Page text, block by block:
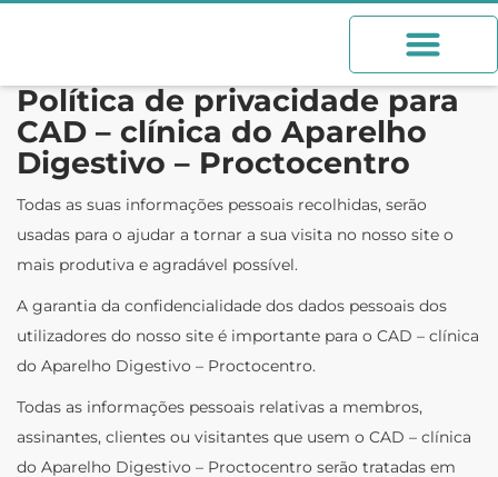
Política de privacidade para
CAD – clínica do Aparelho
Digestivo – Proctocentro
Todas as suas informações pessoais recolhidas, serão
usadas para o ajudar a tornar a sua visita no nosso site o
mais produtiva e agradável possível.
A garantia da confidencialidade dos dados pessoais dos
utilizadores do nosso site é importante para o CAD – clínica
do Aparelho Digestivo – Proctocentro.
Todas as informações pessoais relativas a membros,
assinantes, clientes ou visitantes que usem o CAD – clínica
do Aparelho Digestivo – Proctocentro serão tratadas em